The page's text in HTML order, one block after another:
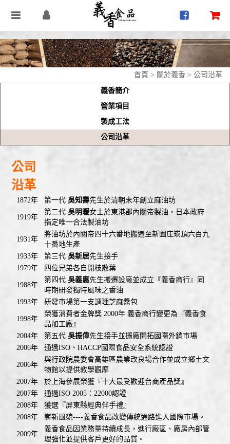
首頁 > 關於義香 > 公司沿革
義香簡介
營業項目
製成工法
公司沿革
公司
沿革
1872年 第一代 吳知壽先生於清朝末年創立麻油坊
1919年
第二代 吳明暖女士於東港郡內關帝製油，日本政府
指定唯一合法製油坊
1931年
將油坊於內關帝四十六番地搬遷至新園庄崁頂六百九
十番地生產
1933年
第三代 吳新居先生接手
1979年
四位兄弟各自開枝散葉
1988年
第四代 吳義惠先生搬遷設廠並成立『義香商行』同
時期研發獨特風味之香油
1993年
研發市場第一支調理芝麻醬包
1998年
榮獲消費者金牌獎 2000年 義香商行變更為『義香食
品加工廠』
2004年
第五代 吳振偉先生接手並擴廠開拓國際外銷市場
2006年
通過ISO、HACCP國際食品安全系統認證
2006年
與行政院農委會高雄區農業改良場合作並成立鄉土文
物館以提供教學觀摩
2007年
於上海參展榮獲『十大最受歡迎台商產品獎』
2007年
通過ISO 2005：22000認證
2008年
獲選『屏東縣經典伴手禮』
2008年
嶄新風貌----義香食品改變傳統通路進入國際市場。
2009年
義香食品因業務量持續成長，進行廠區、廠房內部管
理強化並提供客戶更好的品質。